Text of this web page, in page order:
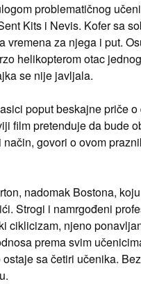
problematičnog
Kits i Nevis. Kofer sa
vremena za njega i put.
helikopterom otac
se nije javljala.
poput beskajne priče
film pretenduje da bude
govori o ovom
nadomak Bostona,
Strogi i namrgođeni
ciklicizam, njeno
prema svim
sa četiri učenika.